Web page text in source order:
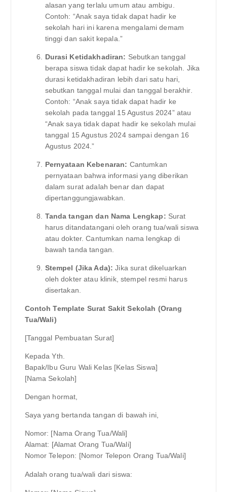
alasan yang terlalu umum atau ambigu.
Contoh: “Anak saya tidak dapat hadir ke
sekolah hari ini karena mengalami demam
tinggi dan sakit kepala.”
Durasi Ketidakhadiran: Sebutkan tanggal
berapa siswa tidak dapat hadir ke sekolah. Jika
durasi ketidakhadiran lebih dari satu hari,
sebutkan tanggal mulai dan tanggal berakhir.
Contoh: “Anak saya tidak dapat hadir ke
sekolah pada tanggal 15 Agustus 2024” atau
“Anak saya tidak dapat hadir ke sekolah mulai
tanggal 15 Agustus 2024 sampai dengan 16
Agustus 2024.”
Pernyataan Kebenaran: Cantumkan
pernyataan bahwa informasi yang diberikan
dalam surat adalah benar dan dapat
dipertanggungjawabkan.
Tanda tangan dan Nama Lengkap: Surat
harus ditandatangani oleh orang tua/wali siswa
atau dokter. Cantumkan nama lengkap di
bawah tanda tangan.
Stempel (Jika Ada): Jika surat dikeluarkan
oleh dokter atau klinik, stempel resmi harus
disertakan.
Contoh Template Surat Sakit Sekolah (Orang
Tua/Wali)
[Tanggal Pembuatan Surat]
Kepada Yth.
Bapak/Ibu Guru Wali Kelas [Kelas Siswa]
[Nama Sekolah]
Dengan hormat,
Saya yang bertanda tangan di bawah ini,
Nomor: [Nama Orang Tua/Wali]
Alamat: [Alamat Orang Tua/Wali]
Nomor Telepon: [Nomor Telepon Orang Tua/Wali]
Adalah orang tua/wali dari siswa: